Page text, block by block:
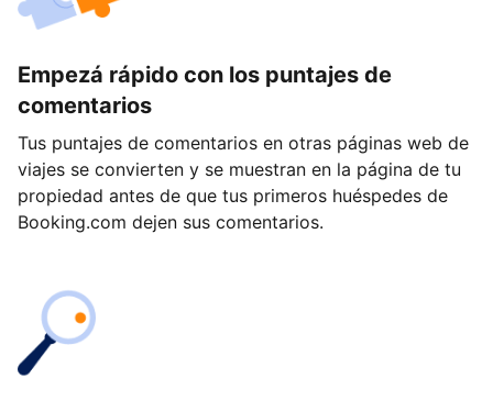
Empezá rápido con los puntajes de
comentarios
Tus puntajes de comentarios en otras páginas web de
viajes se convierten y se muestran en la página de tu
propiedad antes de que tus primeros huéspedes de
Booking.com dejen sus comentarios.